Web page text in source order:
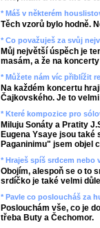
* Máš v některém
Těch vzorů bylo hodně.
* Co považuješ za svůj
Můj největší úspěch je
masám, a že na
* Můžete nám víc přiblížit
Na každém koncertu
Čajkovského. Je to
* Které kompozice pro
Miluju Sonáty a Pratity
Eugena Ysaye jsou také
Paganinimu" jsem objel
* Hraješ spíš srdcem nebo
Obojím, alespoň se o to
srdíčko je také velmi
* Pavle co posloucháš za
Poslouchám vše, co je
třeba Buty a Čechomor.